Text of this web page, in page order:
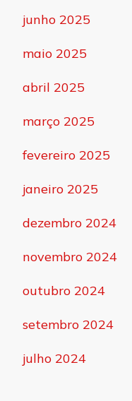
junho 2025
maio 2025
abril 2025
março 2025
fevereiro 2025
janeiro 2025
dezembro 2024
novembro 2024
outubro 2024
setembro 2024
julho 2024